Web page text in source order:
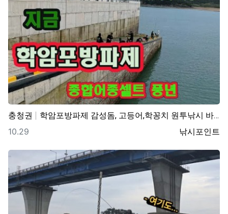
충청권 학암포방파제 감성돔, 고등어,학꽁치 원투낚시 바다낚시 …
등록자
낚시포인트
등록일
10.29